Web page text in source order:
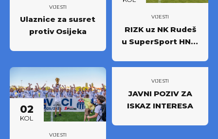
VIJESTI
Ulaznice za susret
protiv Osijeka
VIJESTI
RIZK uz NK Rudeš
u SuperSport HNL-
novi iskorak među
najboljima
02
KOL
VIJESTI
VIJESTI
JAVNI POZIV ZA
ISKAZ INTERESA